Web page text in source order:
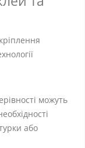
можуть
або